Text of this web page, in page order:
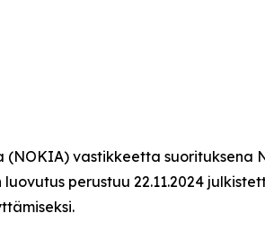
vastikkeetta suorituksena
perustuu 22.11.2024